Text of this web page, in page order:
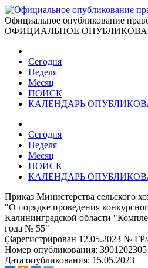
Официальное опубликование
ОФИЦИАЛЬНОЕ
Сегодня
Неделя
Месяц
ПОИСК
КАЛЕНДАРЬ
Сегодня
Неделя
Месяц
ПОИСК
КАЛЕНДАРЬ
Приказ Министерства сельского
"О порядке проведения
Калининградской области
года № 55"
(Зарегистрирован 12.05.2023 №
Номер опубликования:
Дата опубликования: 15.05.2023